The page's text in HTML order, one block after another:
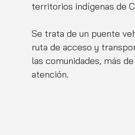
territorios indígenas de
Se trata de un puente
ruta de acceso y
las comunidades, más
atención.